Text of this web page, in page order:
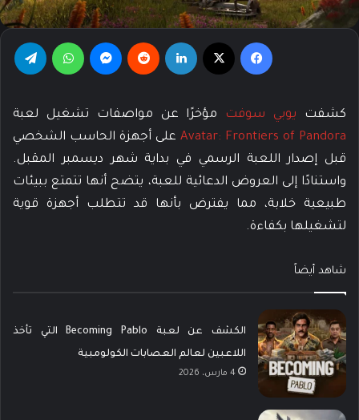
كشفت يوبي سوفت
مؤخرًا عن مواصفات تشغيل لعبة
Avatar: Frontiers of Pandora على أجهزة الحاسب الشخصي
قبل إصدار اللعبة الرسمي في بداية شهر ديسمبر المقبل.
واستنادًا إلى العروض الدعائية للعبة، يتضح أنها تتمتع ببيئات
طبيعية خلابة، مما يفترض بأنها قد تتطلب أجهزة قوية
لتشغيلها بكفاءة.
شاهد أيضاً
الكشف عن لعبة Becoming Pablo التي تأخذ
اللاعبين لعالم العصابات الكولومبية
4 مارس، 2026